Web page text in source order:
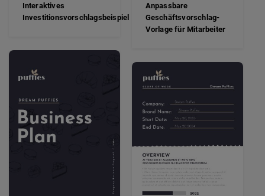
Interaktives
Investitionsvorschlagsbeispiel
Anpassbare
Geschäftsvorschlag-
Vorlage für Mitarbeiter